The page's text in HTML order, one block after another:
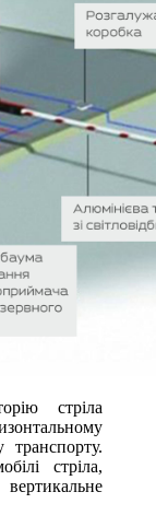
стріла
транспорту.
стріла,